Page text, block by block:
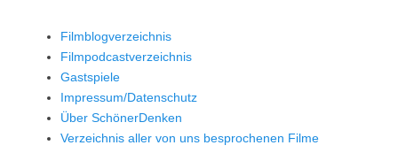
Filmblogverzeichnis
Filmpodcastverzeichnis
Gastspiele
Impressum/Datenschutz
Über SchönerDenken
Verzeichnis aller von uns besprochenen Filme